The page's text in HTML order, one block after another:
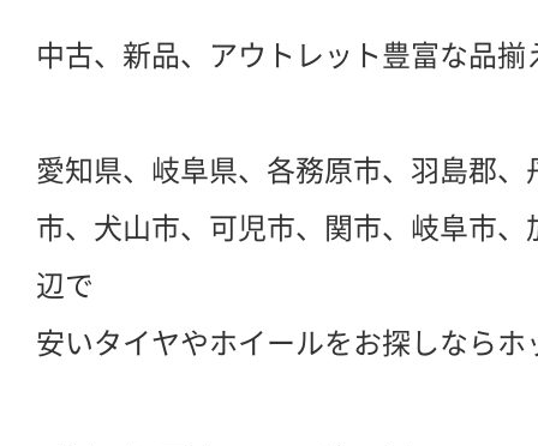
中古、新品、アウトレット豊富な品揃
愛知県、岐阜県、各務原市、羽島郡
市、犬山市、可児市、関市、岐阜市
辺で
安いタイヤやホイールをお探しなら